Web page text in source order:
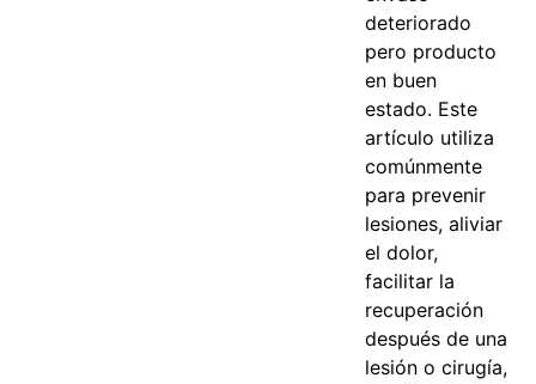
deteriorado
pero producto
en buen
estado. Este
artículo utiliza
comúnmente
para prevenir
lesiones, aliviar
el dolor,
facilitar la
recuperación
después de una
lesión o cirugía,